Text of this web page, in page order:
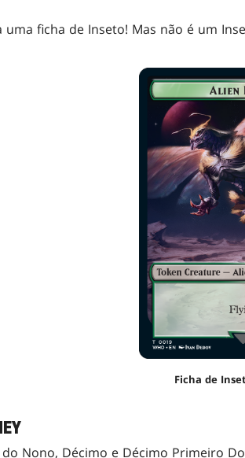
ficha de Inseto! Mas não é um
Ficha de
Nono, Décimo e Décimo Primeiro